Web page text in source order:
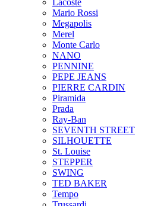
Mario Rossi
Megapolis
Merel
Monte Carlo
NANO
PENNINE
PEPE JEANS
PIERRE CARDIN
Piramida
Prada
Ray-Ban
SEVENTH STREET
SILHOUETTE
St. Louise
STEPPER
SWING
TED BAKER
Tempo